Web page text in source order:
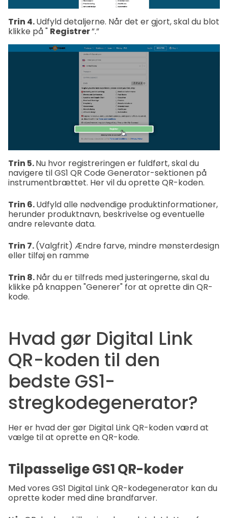
Trin 4.Udfyld detaljerne. Når det er gjort, skal du blot
klikke på " Registrer”.”
Trin 5.Nu hvor registreringen er fuldført, skal du
navigere til GS1 QR Code Generator-sektionen på
instrumentbrættet. Her vil du oprette QR-koden.
Trin 6.Udfyld alle nødvendige produktinformationer,
herunder produktnavn, beskrivelse og eventuelle
andre relevante data.
Trin 7.(Valgfrit) Ændre farve, mindre mønsterdesign
eller tilføj en ramme
Trin 8.Når du er tilfreds med justeringerne, skal du
klikke på knappen "Generer" for at oprette din QR-
kode.
Hvad gør Digital Link
QR-koden til den
bedste GS1-
stregkodegenerator?
Her er hvad der gør Digital Link QR-koden værd at
vælge til at oprette en QR-kode.
Tilpasselige GS1 QR-koder
Med vores GS1 Digital Link QR-kodegenerator kan du
oprette koder med dine brandfarver.